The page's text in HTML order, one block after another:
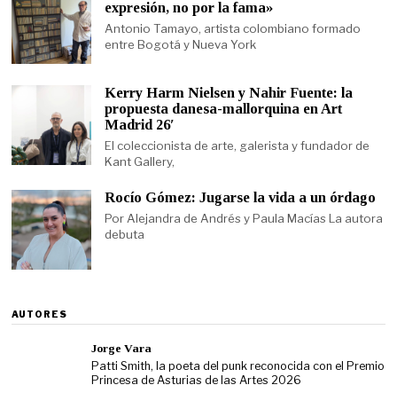
expresión, no por la fama»
Antonio Tamayo, artista colombiano formado
entre Bogotá y Nueva York
Kerry Harm Nielsen y Nahir Fuente: la
propuesta danesa-mallorquina en Art
Madrid 26′
El coleccionista de arte, galerista y fundador de
Kant Gallery,
Rocío Gómez: Jugarse la vida a un órdago
Por Alejandra de Andrés y Paula Macías La autora
debuta
AUTORES
Jorge Vara
Patti Smith, la poeta del punk reconocida con el Premio
Princesa de Asturias de las Artes 2026